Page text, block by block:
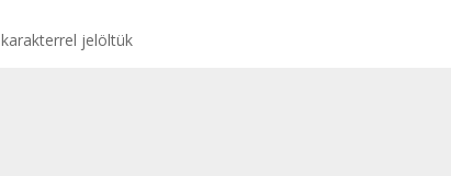
karakterrel jelöltük